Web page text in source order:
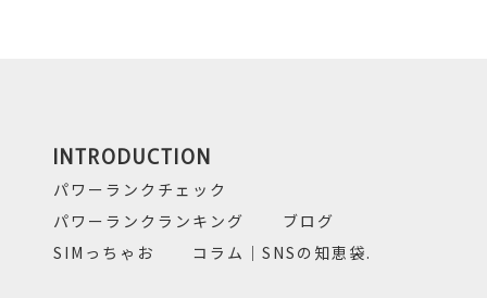
INTRODUCTION
パワーランクチェック
パワーランクランキング
ブログ
SIMっちゃお
コラム｜SNSの知恵袋.